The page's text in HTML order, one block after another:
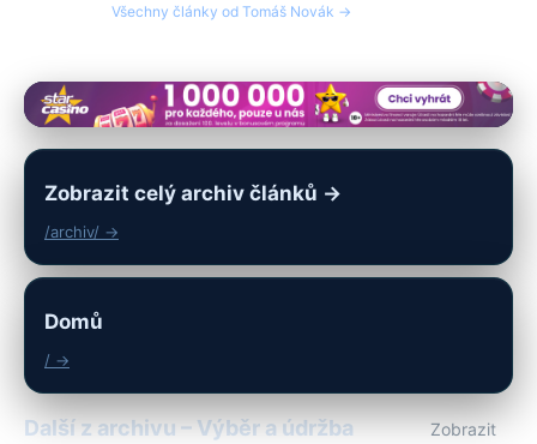
Všechny články od Tomáš Novák →
Zobrazit celý archiv článků →
/archiv/ →
Domů
/ →
Další z archivu – Výběr a údržba
Zobrazit